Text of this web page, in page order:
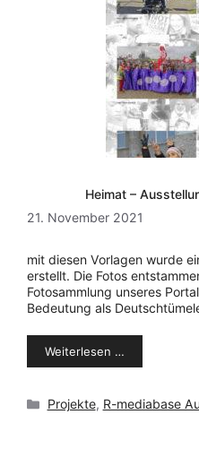
Heimat –
21. November 2021
mit diesen Vorlagen wurde
erstellt. Die Fotos
Fotosammlung unseres
Bedeutung als
Weiterlesen …
Kategorien
Projekte, R-mediabase